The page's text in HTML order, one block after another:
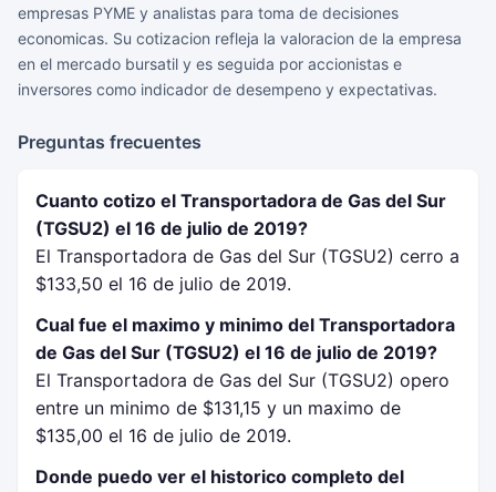
empresas PYME y analistas para toma de decisiones
economicas. Su cotizacion refleja la valoracion de la empresa
en el mercado bursatil y es seguida por accionistas e
inversores como indicador de desempeno y expectativas.
Preguntas frecuentes
Cuanto cotizo el Transportadora de Gas del Sur
(TGSU2) el 16 de julio de 2019?
El Transportadora de Gas del Sur (TGSU2) cerro a
$133,50 el 16 de julio de 2019.
Cual fue el maximo y minimo del Transportadora
de Gas del Sur (TGSU2) el 16 de julio de 2019?
El Transportadora de Gas del Sur (TGSU2) opero
entre un minimo de $131,15 y un maximo de
$135,00 el 16 de julio de 2019.
Donde puedo ver el historico completo del